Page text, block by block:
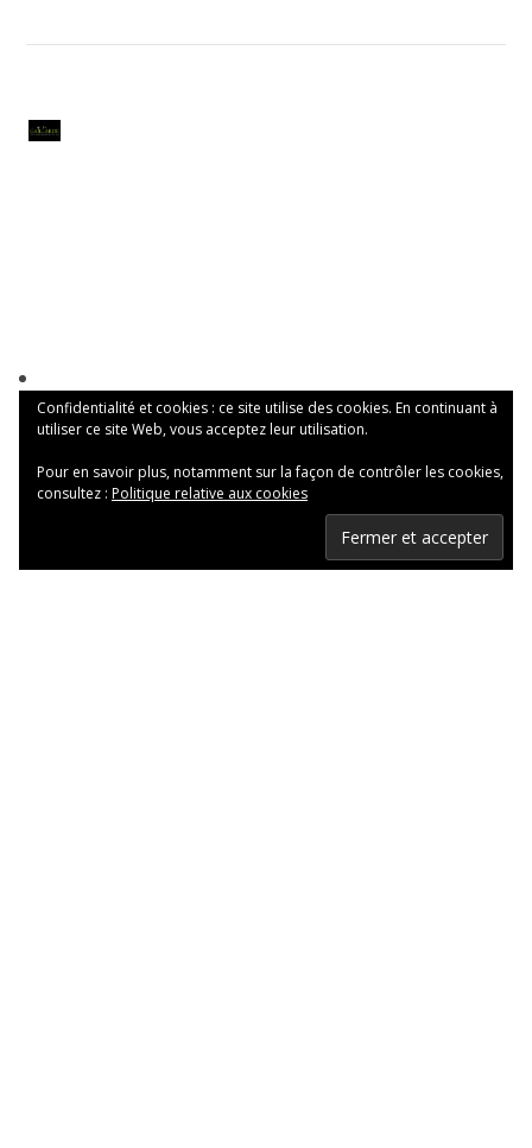
Confidentialité et cookies : ce site utilise des cookies. En continuant à
utiliser ce site Web, vous acceptez leur utilisation.
Pour en savoir plus, notamment sur la façon de contrôler les cookies,
consultez : Politique relative aux cookies